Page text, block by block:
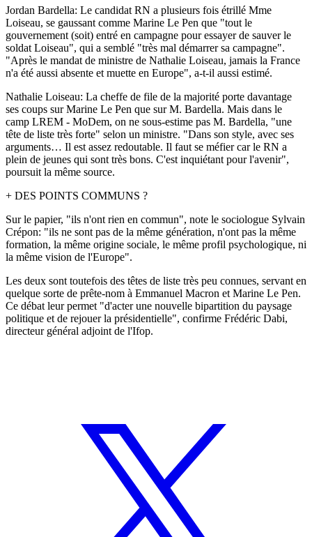
Jordan Bardella: Le candidat RN a plusieurs fois étrillé Mme
Loiseau, se gaussant comme Marine Le Pen que "tout le
gouvernement (soit) entré en campagne pour essayer de sauver le
soldat Loiseau", qui a semblé "très mal démarrer sa campagne".
"Après le mandat de ministre de Nathalie Loiseau, jamais la France
n'a été aussi absente et muette en Europe", a-t-il aussi estimé.
Nathalie Loiseau: La cheffe de file de la majorité porte davantage
ses coups sur Marine Le Pen que sur M. Bardella. Mais dans le
camp LREM - MoDem, on ne sous-estime pas M. Bardella, "une
tête de liste très forte" selon un ministre. "Dans son style, avec ses
arguments… Il est assez redoutable. Il faut se méfier car le RN a
plein de jeunes qui sont très bons. C'est inquiétant pour l'avenir",
poursuit la même source.
+ DES POINTS COMMUNS ?
Sur le papier, "ils n'ont rien en commun", note le sociologue Sylvain
Crépon: "ils ne sont pas de la même génération, n'ont pas la même
formation, la même origine sociale, le même profil psychologique, ni
la même vision de l'Europe".
Les deux sont toutefois des têtes de liste très peu connues, servant en
quelque sorte de prête-nom à Emmanuel Macron et Marine Le Pen.
Ce débat leur permet "d'acter une nouvelle bipartition du paysage
politique et de rejouer la présidentielle", confirme Frédéric Dabi,
directeur général adjoint de l'Ifop.